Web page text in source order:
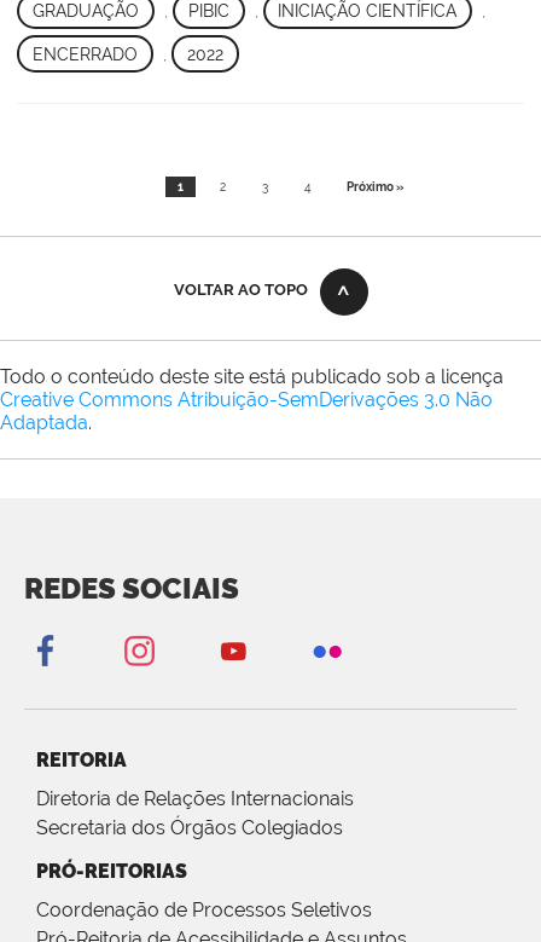
GRADUAÇÃO PIBIC INICIAÇÃO CIENTÍFICA
ENCERRADO 2022
1 2 3 4 Próximo »
VOLTAR AO TOPO
Todo o conteúdo deste site está publicado sob a licença
Creative Commons Atribuição-SemDerivações 3.0 Não
Adaptada.
REDES SOCIAIS
REITORIA
Diretoria de Relações Internacionais
Secretaria dos Órgãos Colegiados
PRÓ-REITORIAS
Coordenação de Processos Seletivos